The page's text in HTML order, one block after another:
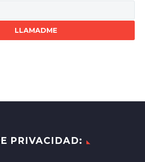
PRIVACIDAD: